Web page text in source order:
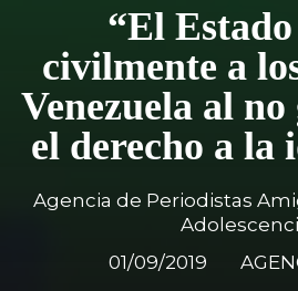
“El
civilmente a
Venezuela al
el derecho a la
Agencia de Periodistas
01/09/2019